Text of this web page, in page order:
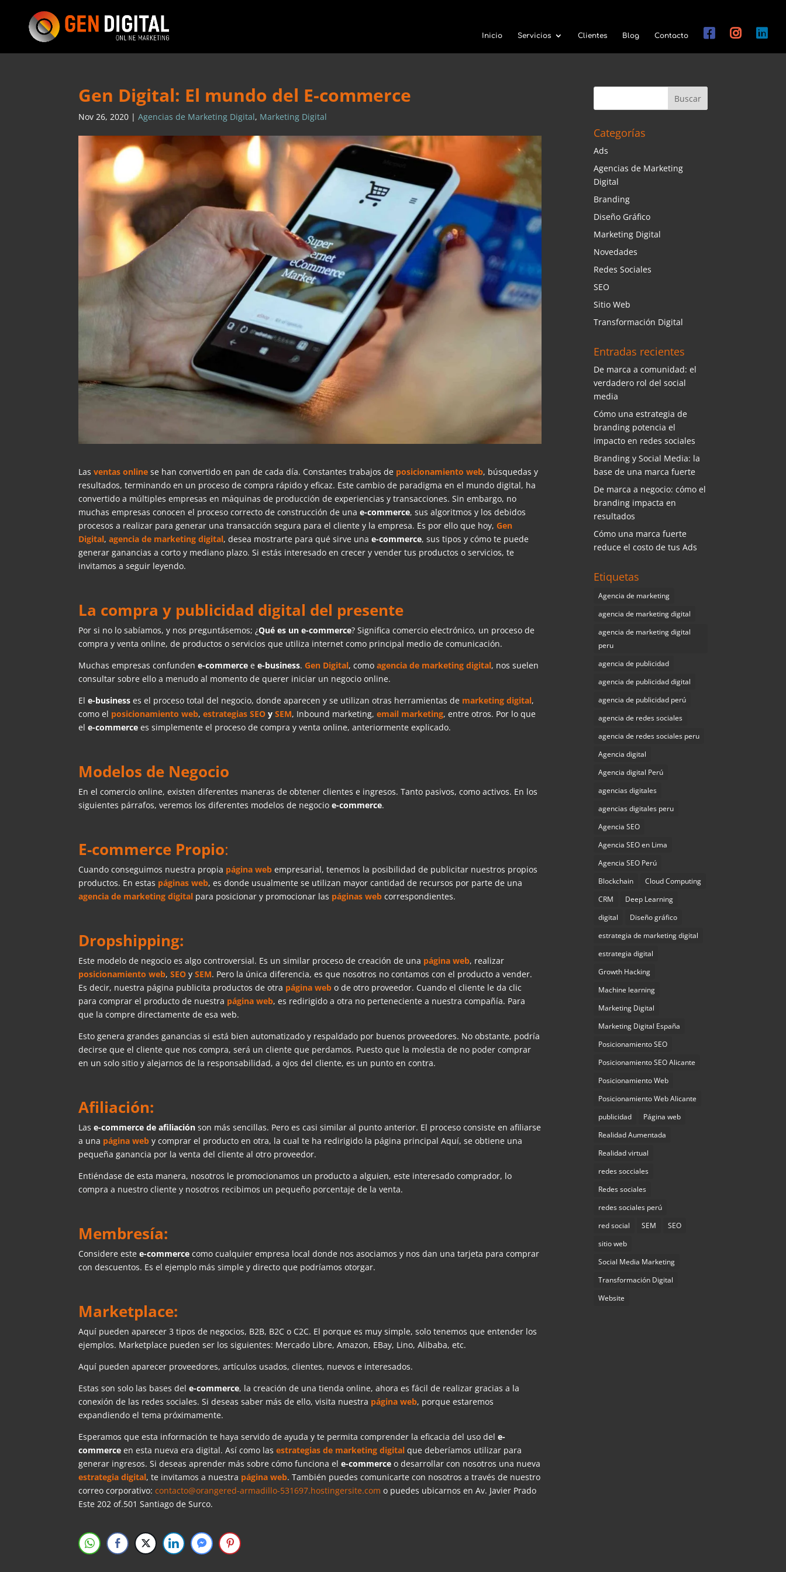
Inicio Servicios Clientes Blog Contacto
Gen Digital: El mundo del E-commerce
Nov 26, 2020 |Agencias de Marketing Digital, Marketing Digital
Lasventas online se han convertido en pan de cada día. Constantes trabajos de posicionamiento web, búsquedas y
resultados, terminando en un proceso de compra rápido y eficaz. Este cambio de paradigma en el mundo digital, ha
convertido a múltiples empresas en máquinas de producción de experiencias y transacciones. Sin embargo, no
muchas empresas conocen el proceso correcto de construcción de unae-commerce, sus algoritmos y los debidos
procesos a realizar para generar una transacción segura para el cliente y la empresa. Es por ello que hoy,Gen
Digital,agencia de marketing digital, desea mostrarte para qué sirve unae-commerce, sus tipos y cómo te puede
generar ganancias a corto y mediano plazo. Si estás interesado en crecer y vender tus productos o servicios, te
invitamos a seguir leyendo.
La compra y publicidad digital del presente
Por si no lo sabíamos, y nos preguntásemos; ¿Qué es un e-commerce? Significa comercio electrónico, un proceso de
compra y venta online, de productos o servicios que utiliza internet como principal medio de comunicación.
Muchas empresas confunden e-commerce ee-business.Gen Digital, comoagencia de marketing digital, nos suelen
consultar sobre ello a menudo al momento de querer iniciar un negocio online.
Ele-business es el proceso total del negocio, donde aparecen y se utilizan otras herramientas de marketing digital,
como el posicionamiento web,estrategias SEO ySEM, Inbound marketing,email marketing, entre otros. Por lo que
ele-commerce es simplemente el proceso de compra y venta online, anteriormente explicado.
Modelos de Negocio
En el comercio online, existen diferentes maneras de obtener clientes e ingresos. Tanto pasivos, como activos. En los
siguientes párrafos, veremos los diferentes modelos de negocioe-commerce.
E-commerce Propio:
Cuando conseguimos nuestra propia página web empresarial, tenemos la posibilidad de publicitar nuestros propios
productos. En estas páginas web, es donde usualmente se utilizan mayor cantidad de recursos por parte de una
agencia de marketing digital para posicionar y promocionar las páginas web correspondientes.
Dropshipping:
Este modelo de negocio es algo controversial. Es un similar proceso de creación de una página web, realizar
posicionamiento web,SEO ySEM. Pero la única diferencia, es que nosotros no contamos con el producto a vender.
Es decir, nuestra página publicita productos de otra página web o de otro proveedor. Cuando el cliente le da clic
para comprar el producto de nuestra página web, es redirigido a otra no perteneciente a nuestra compañía. Para
que la compre directamente de esa web.
Esto genera grandes ganancias si está bien automatizado y respaldado por buenos proveedores. No obstante, podría
decirse que el cliente que nos compra, será un cliente que perdamos. Puesto que la molestia de no poder comprar
en un solo sitio y alejarnos de la responsabilidad, a ojos del cliente, es un punto en contra.
Afiliación:
Lase-commerce de afiliación son más sencillas. Pero es casi similar al punto anterior. El proceso consiste en afiliarse
a una página web y comprar el producto en otra, la cual te ha redirigido la página principal Aquí, se obtiene una
pequeña ganancia por la venta del cliente al otro proveedor.
Entiéndase de esta manera, nosotros le promocionamos un producto a alguien, este interesado comprador, lo
compra a nuestro cliente y nosotros recibimos un pequeño porcentaje de la venta.
Membresía:
Considere estee-commerce como cualquier empresa local donde nos asociamos y nos dan una tarjeta para comprar
con descuentos. Es el ejemplo más simple y directo que podríamos otorgar.
Marketplace:
Aquí pueden aparecer 3 tipos de negocios, B2B, B2C o C2C. El porque es muy simple, solo tenemos que entender los
ejemplos. Marketplace pueden ser los siguientes: Mercado Libre, Amazon, EBay, Lino, Alibaba, etc.
Aquí pueden aparecer proveedores, artículos usados, clientes, nuevos e interesados.
Estas son solo las bases dele-commerce, la creación de una tienda online, ahora es fácil de realizar gracias a la
conexión de las redes sociales. Si deseas saber más de ello, visita nuestra página web, porque estaremos
expandiendo el tema próximamente.
Esperamos que esta información te haya servido de ayuda y te permita comprender la eficacia del uso dele-
commerce en esta nueva era digital. Así como lasestrategias de marketing digitalque deberíamos utilizar para
generar ingresos. Si deseas aprender más sobre cómo funciona ele-commerce o desarrollar con nosotros una nueva
estrategia digital, te invitamos a nuestra página web. También puedes comunicarte con nosotros a través de nuestro
correo corporativo:contacto@orangered-armadillo-531697.hostingersite.com o puedes ubicarnos en Av. Javier Prado
Este 202 of.501 Santiago de Surco.
Categorías
Ads
Agencias de Marketing
Digital
Branding
Diseño Gráfico
Marketing Digital
Novedades
Redes Sociales
SEO
Sitio Web
Transformación Digital
Entradas recientes
De marca a comunidad: el
verdadero rol del social
media
Cómo una estrategia de
branding potencia el
impacto en redes sociales
Branding y Social Media: la
base de una marca fuerte
De marca a negocio: cómo el
branding impacta en
resultados
Cómo una marca fuerte
reduce el costo de tus Ads
Etiquetas
Agencia de marketing
agencia de marketing digital
agencia de marketing digital
peru
agencia de publicidad
agencia de publicidad digital
agencia de publicidad perú
agencia de redes sociales
agencia de redes sociales peru
Agencia digital
Agencia digital Perú
agencias digitales
agencias digitales peru
Agencia SEO
Agencia SEO en Lima
Agencia SEO Perú
Blockchain
Cloud Computing
CRM
Deep Learning
digital
Diseño gráfico
estrategia de marketing digital
estrategia digital
Growth Hacking
Machine learning
Marketing Digital
Marketing Digital España
Posicionamiento SEO
Posicionamiento SEO Alicante
Posicionamiento Web
Posicionamiento Web Alicante
publicidad
Página web
Realidad Aumentada
Realidad virtual
redes socciales
Redes sociales
redes sociales perú
red social
SEM
SEO
sitio web
Social Media Marketing
Transformación Digital
Website